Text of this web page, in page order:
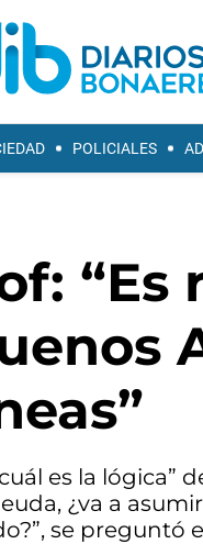
POLICIALES
“Es
es la lógica”
¿va a
se preguntó